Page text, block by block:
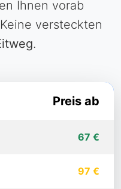
Ihnen vorab
versteckten
.
Preis ab
67 €
97 €